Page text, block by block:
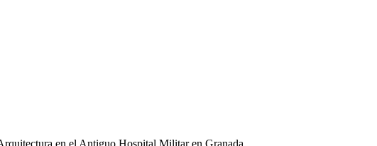
en el Antiguo Hospital Militar en Granada.